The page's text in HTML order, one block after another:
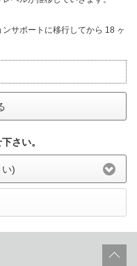
サポートに移行してから 18 ヶ
さい。
)